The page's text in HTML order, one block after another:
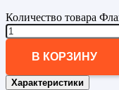
Количество товара
В КОРЗИНУ
Характеристики